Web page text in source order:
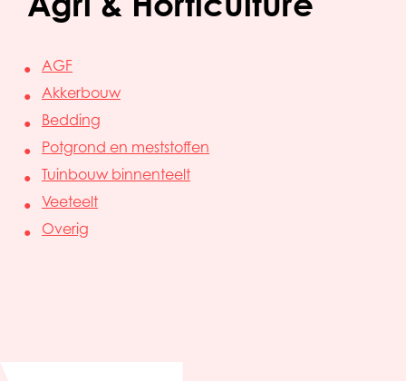
AGF
Akkerbouw
Bedding
Potgrond en meststoffen
Tuinbouw binnenteelt
Veeteelt
Overig